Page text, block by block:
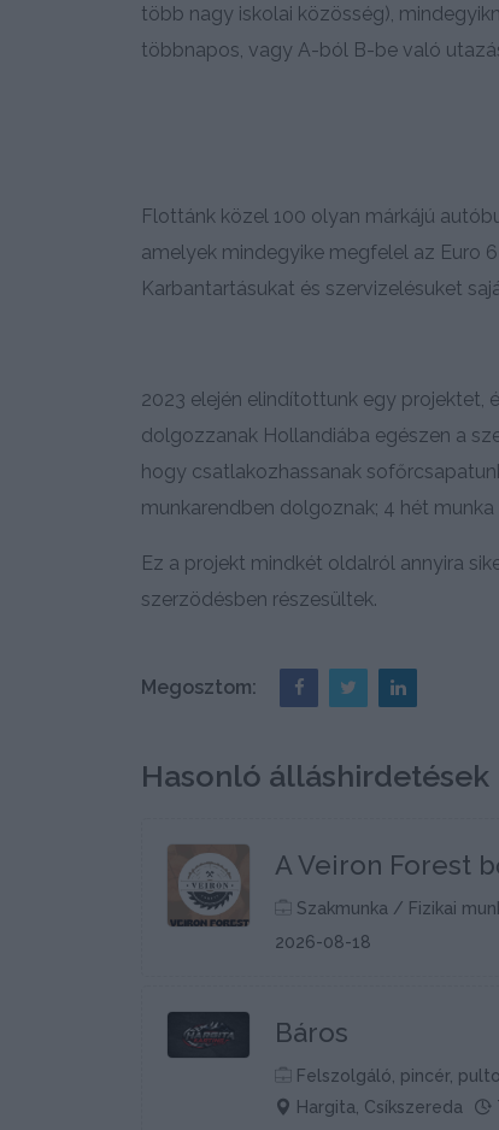
több nagy iskolai közösség),
többnapos, vagy A-ból B-be való
Flottánk közel 100 olyan márkájú
amelyek mindegyike megfelel az Euro
Karbantartásukat és szervizelésuket
2023 elején elindítottunk egy
dolgozzanak Hollandiába egészen a
hogy csatlakozhassanak
munkarendben dolgoznak; 4 hét
Ez a projekt mindkét oldalról annyira
szerzödésben részesültek.
Megosztom:
Hasonló álláshirdetések
A Veiron Forest
Szakmunka / Fizikai
2026-08-18
Báros
Felszolgáló, pincér,
Hargita, Csíkszereda